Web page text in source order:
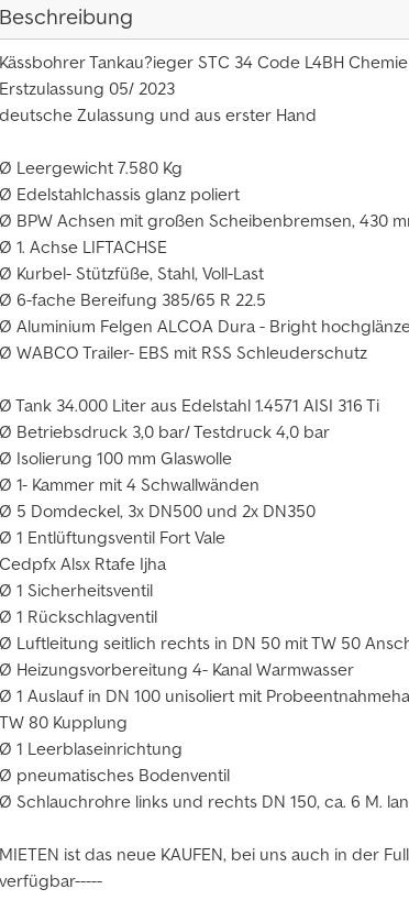
Beschreibung
Kässbohrer Tankau?ieger STC 34 Code L4BH Chemie
Erstzulassung 05/ 2023
deutsche Zulassung und aus erster Hand
Ø Leergewicht 7.580 Kg
Ø Edelstahlchassis glanz poliert
Ø BPW Achsen mit großen Scheibenbremsen, 430
Ø 1. Achse LIFTACHSE
Ø Kurbel- Stützfüße, Stahl, Voll-Last
Ø 6-fache Bereifung 385/65 R 22.5
Ø Aluminium Felgen ALCOA Dura - Bright
Ø WABCO Trailer- EBS mit RSS Schleuderschutz
Ø Tank 34.000 Liter aus Edelstahl 1.4571 AISI 316 Ti
Ø Betriebsdruck 3,0 bar/ Testdruck 4,0 bar
Ø Isolierung 100 mm Glaswolle
Ø 1- Kammer mit 4 Schwallwänden
Ø 5 Domdeckel, 3x DN500 und 2x DN350
Ø 1 Entlüftungsventil Fort Vale
Cedpfx Alsx Rtafe Ijha
Ø 1 Sicherheitsventil
Ø 1 Rückschlagventil
Ø Luftleitung seitlich rechts in DN 50 mit TW 50
Ø Heizungsvorbereitung 4- Kanal Warmwasser
Ø 1 Auslauf in DN 100 unisoliert mit
TW 80 Kupplung
Ø 1 Leerblaseinrichtung
Ø pneumatisches Bodenventil
Ø Schlauchrohre links und rechts DN 150, ca. 6 M.
MIETEN ist das neue KAUFEN, bei uns auch in der
verfügbar-----